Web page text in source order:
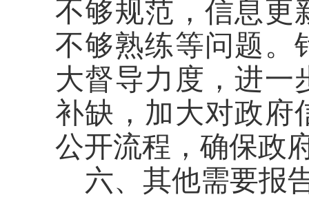
不够规范，信息更
不够熟练等问题。
大督导力度，进一
补缺，加大对政府
公开流程，确保政
六、其他需要报